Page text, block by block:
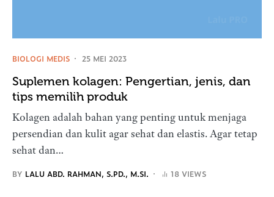
BIOLOGI MEDIS 25 MEI 2023
Suplemen kolagen: Pengertian, jenis, dan
tips memilih produk
Kolagen adalah bahan yang penting untuk menjaga
persendian dan kulit agar sehat dan elastis. Agar tetap
sehat dan…
BY LALU ABD. RAHMAN, S.PD., M.SI. 18 VIEWS